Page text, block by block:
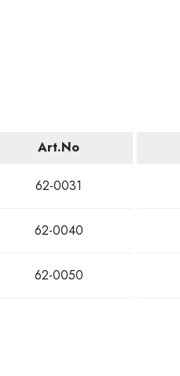
Art.No
62-0031
62-0040
62-0050